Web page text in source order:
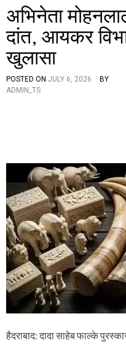
अभिनेता
दांत, आयकर
खुलासा
POSTED ON JULY 6, 2026
BY
ADMIN_TS
हैदराबाद: दादा साहेब फाल्के